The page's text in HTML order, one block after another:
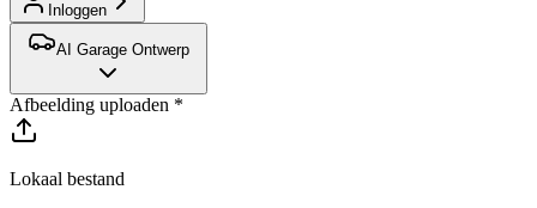
Inloggen
AI Garage Ontwerp
Afbeelding uploaden *
Lokaal bestand